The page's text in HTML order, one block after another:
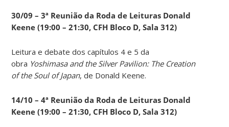
30/09 – 3ª Reunião da Roda de Leituras Donald
Keene (19:00 – 21:30, CFH Bloco D, Sala 312)
Leitura e debate dos capítulos 4 e 5 da
obra Yoshimasa and the Silver Pavilion: The Creation
of the Soul of Japan, de Donald Keene.
14/10 – 4ª Reunião da Roda de Leituras Donald
Keene (19:00 – 21:30, CFH Bloco D, Sala 312)